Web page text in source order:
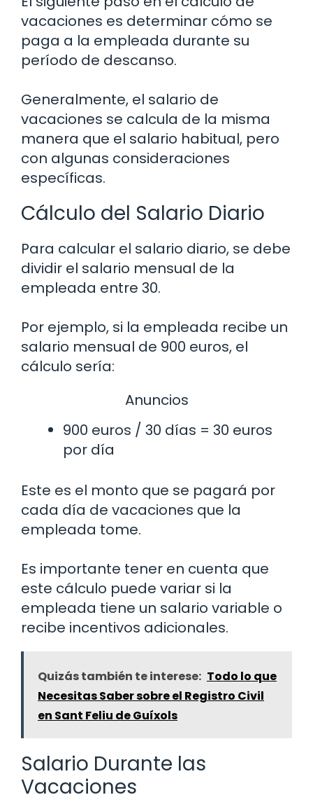
vacaciones es determinar cómo se
paga a la empleada durante su
período de descanso.
Generalmente, el salario de
vacaciones se calcula de la misma
manera que el salario habitual, pero
con algunas consideraciones
específicas.
Cálculo del Salario Diario
Para calcular el salario diario, se debe
dividir el salario mensual de la
empleada entre 30.
Por ejemplo, si la empleada recibe un
salario mensual de 900 euros, el
cálculo sería:
Anuncios
900 euros / 30 días = 30 euros
por día
Este es el monto que se pagará por
cada día de vacaciones que la
empleada tome.
Es importante tener en cuenta que
este cálculo puede variar si la
empleada tiene un salario variable o
recibe incentivos adicionales.
Quizás también te interese: Todo lo que
Necesitas Saber sobre el Registro Civil
en Sant Feliu de Guíxols
Salario Durante las
Vacaciones